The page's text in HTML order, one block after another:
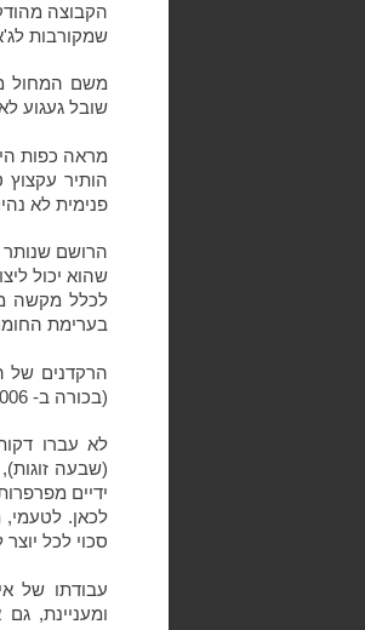
הקבוצה
שמקורבות
משם המחול
שובל געגוע
מראה כפות
הותיר
פנימית לא
הרושם
שהוא יכול
לכלל מקשה
בערימת
הרקדנים של
(בכורה ב- 2006) .
לא עברו
(שבעה
ידיים
לכאן. לטעמי,
סכוי לכל
עבודתו של
ומעניינת,